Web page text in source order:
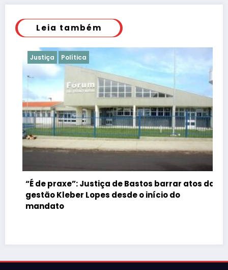
Leia também
Justiça Política
“É de praxe”: Justiça de Bastos barrar atos da
gestão Kleber Lopes desde o início do
mandato